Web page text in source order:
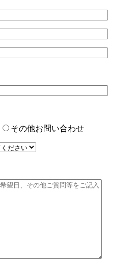
その他お問い合わせ